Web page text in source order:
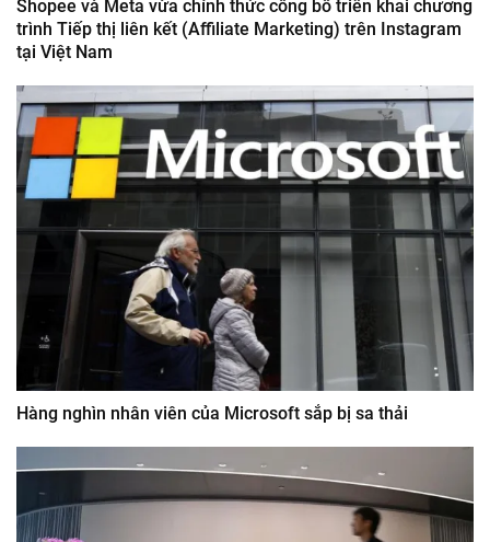
Shopee và Meta vừa chính thức công bố triển khai chương
trình Tiếp thị liên kết (Affiliate Marketing) trên Instagram
tại Việt Nam
Hàng nghìn nhân viên của Microsoft sắp bị sa thải